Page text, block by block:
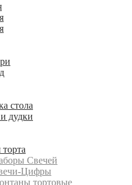
стола
дудки
Свечей
Цифры
тортовые